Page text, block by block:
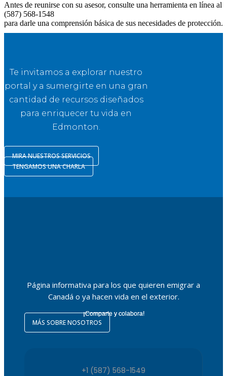
Antes de reunirse con su asesor, consulte una herramienta en línea al
(587) 568-1548
para darle una comprensión básica de sus necesidades de protección.
Te invitamos a explorar nuestro
portal y a sumergirte en una gran
cantidad de recursos diseñados
para enriquecer tu vida en
Edmonton.
MIRA NUESTROS SERVICIOS
TENGAMOS UNA CHARLA
Página informativa para los que quieren emigrar a
Canadá o ya hacen vida en el exterior.
¡Comparte y colabora!
MÁS SOBRE NOSOTROS
+1 (587) 568-1549